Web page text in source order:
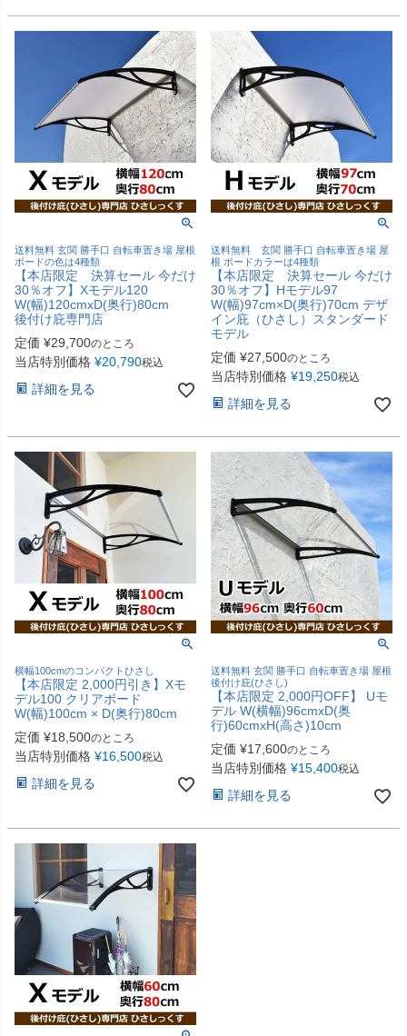
送料無料 玄関 勝手口 自転車置き場 屋根
ボードの色は4種類
【本店限定 決算セール 今だけ
30％オフ】Xモデル120
W(幅)120cmxD(奥行)80cm
後付け庇専門店
定価 ¥29,700のところ
当店特別価格 ¥20,790税込
詳細を見る
送料無料 玄関 勝手口 自転車置き場 屋
根 ボードカラーは4種類
【本店限定 決算セール 今だけ
30％オフ】Hモデル97
W(幅)97cm×D(奥行)70cm デザ
イン庇（ひさし）スタンダード
モデル
定価 ¥27,500のところ
当店特別価格 ¥19,250税込
詳細を見る
横幅100cmのコンパクトひさし
【本店限定 2,000円引き】Xモ
デル100 クリアボード
W(幅)100cm × D(奥行)80cm
定価 ¥18,500のところ
当店特別価格 ¥16,500税込
詳細を見る
送料無料 玄関 勝手口 自転車置き場 屋根
後付け庇(ひさし)
【本店限定 2,000円OFF】 Uモ
デル W(横幅)96cmxD(奥
行)60cmxH(高さ)10cm
定価 ¥17,600のところ
当店特別価格 ¥15,400税込
詳細を見る